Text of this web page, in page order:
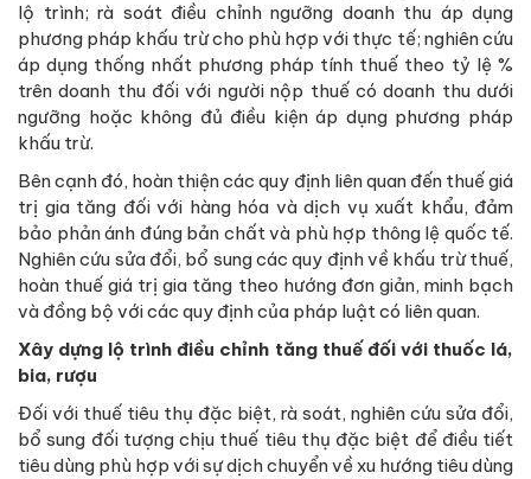
lộ trình; rà soát điều chỉnh ngưỡng doanh thu áp dụng
phương pháp khấu trừ cho phù hợp với thực tế; nghiên cứu
áp dụng thống nhất phương pháp tính thuế theo tỷ lệ %
trên doanh thu đối với người nộp thuế có doanh thu dưới
ngưỡng hoặc không đủ điều kiện áp dụng phương pháp
khấu trừ.
Bên cạnh đó, hoàn thiện các quy định liên quan đến thuế giá
trị gia tăng đối với hàng hóa và dịch vụ xuất khẩu, đảm
bảo phản ánh đúng bản chất và phù hợp thông lệ quốc tế.
Nghiên cứu sửa đổi, bổ sung các quy định về khấu trừ thuế,
hoàn thuế giá trị gia tăng theo hướng đơn giản, minh bạch
và đồng bộ với các quy định của pháp luật có liên quan.
Xây dựng lộ trình điều chỉnh tăng thuế đối với thuốc lá,
bia, rượu
Đối với thuế tiêu thụ đặc biệt, rà soát, nghiên cứu sửa đổi,
bổ sung đối tượng chịu thuế tiêu thụ đặc biệt để điều tiết
tiêu dùng phù hợp với sự dịch chuyển về xu hướng tiêu dùng